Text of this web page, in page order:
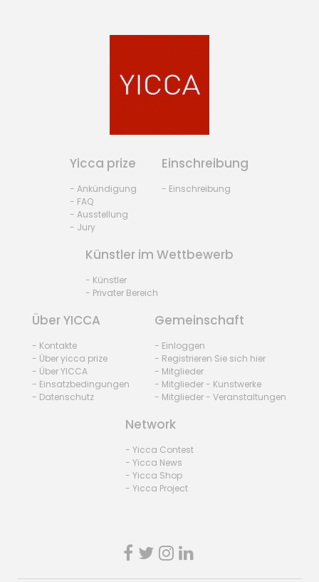
Yicca prize
- Ankündigung
- FAQ
- Ausstellung
- Jury
Einschreibung
- Einschreibung
Künstler im Wettbewerb
- Künstler
- Privater Bereich
Über YICCA
- Kontakte
- Über yicca prize
- Über YICCA
- Einsatzbedingungen
- Datenschutz
Gemeinschaft
- Einloggen
- Registrieren Sie sich hier
- Mitglieder
- Mitglieder - Kunstwerke
- Mitglieder - Veranstaltungen
Network
- Yicca Contest
- Yicca News
- Yicca Shop
- Yicca Project